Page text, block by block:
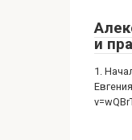
и
1.